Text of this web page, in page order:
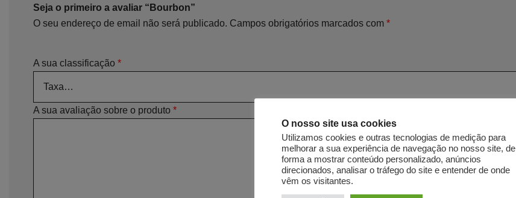
Seja o primeiro a avaliar “Bourbon”
O seu endereço de email não será publicado. Campos obrigatórios marcados com *
A sua classificação *
A sua avaliação sobre o produto *
O nosso site usa cookies
Utilizamos cookies e outras tecnologias de medição para
melhorar a sua experiência de navegação no nosso site, de
forma a mostrar conteúdo personalizado, anúncios
direcionados, analisar o tráfego do site e entender de onde
vêm os visitantes.